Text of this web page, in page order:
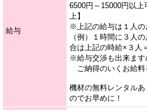
給与
6500円～15000円以
上】
※上記の給与は１人の
（例）１時間に３人
合は上記の時給×３人
※給与交渉も出来ます
ご納得のいくお給料
機材の無料レンタル
のでお早めに！